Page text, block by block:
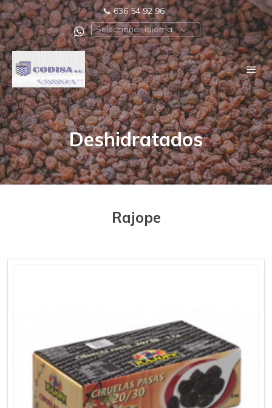
📞 636 54 92 96
Seleccionar idioma
Deshidratados
Rajope